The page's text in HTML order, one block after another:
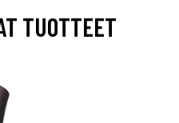
TUOTTEET